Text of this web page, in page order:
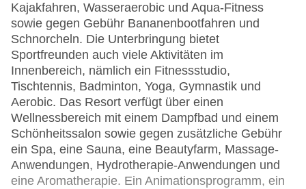
Kajakfahren, Wasseraerobic und Aqua-Fitness
sowie gegen Gebühr Bananenbootfahren und
Schnorcheln. Die Unterbringung bietet
Sportfreunden auch viele Aktivitäten im
Innenbereich, nämlich ein Fitnessstudio,
Tischtennis, Badminton, Yoga, Gymnastik und
Aerobic. Das Resort verfügt über einen
Wellnessbereich mit einem Dampfbad und einem
Schönheitssalon sowie gegen zusätzliche Gebühr
ein Spa, eine Sauna, eine Beautyfarm, Massage-
Anwendungen, Hydrotherapie-Anwendungen und
eine Aromatherapie. Ein Animationsprogramm, ein